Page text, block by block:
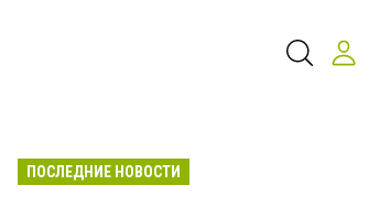
ПОСЛЕДНИЕ НОВОСТИ